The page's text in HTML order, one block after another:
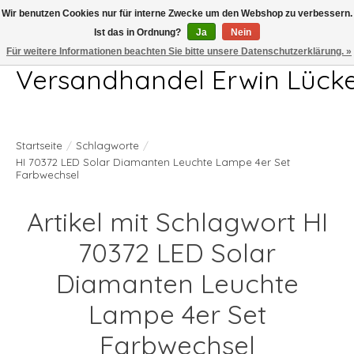
Telefon 04407 715872 MO-DO 7.00-17.00Uhr FR 7.00-13.00Uhr
Versandhandel Erwin
Startseite / Schlagworte /
HI 70372 LED Solar Diamanten Leuchte Lampe 4er Set
Farbwechsel
Artikel mit Schlagwort HI
70372 LED Solar
Diamanten Leuchte
Lampe 4er Set
Farbwechsel
Wir benutzen Cookies nur für interne Zwecke um den Webshop zu verbessern.
Ist das in Ordnung?
Ja
Nein
Für weitere Informationen beachten Sie bitte unsere Datenschutzerklärung. »